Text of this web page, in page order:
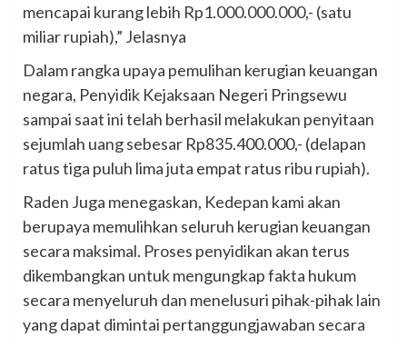
mencapai kurang lebih Rp1.000.000.000,- (satu
miliar rupiah),” Jelasnya
Dalam rangka upaya pemulihan kerugian keuangan
negara, Penyidik Kejaksaan Negeri Pringsewu
sampai saat ini telah berhasil melakukan penyitaan
sejumlah uang sebesar Rp835.400.000,- (delapan
ratus tiga puluh lima juta empat ratus ribu rupiah).
Raden Juga menegaskan, Kedepan kami akan
berupaya memulihkan seluruh kerugian keuangan
secara maksimal. Proses penyidikan akan terus
dikembangkan untuk mengungkap fakta hukum
secara menyeluruh dan menelusuri pihak-pihak lain
yang dapat dimintai pertanggungjawaban secara